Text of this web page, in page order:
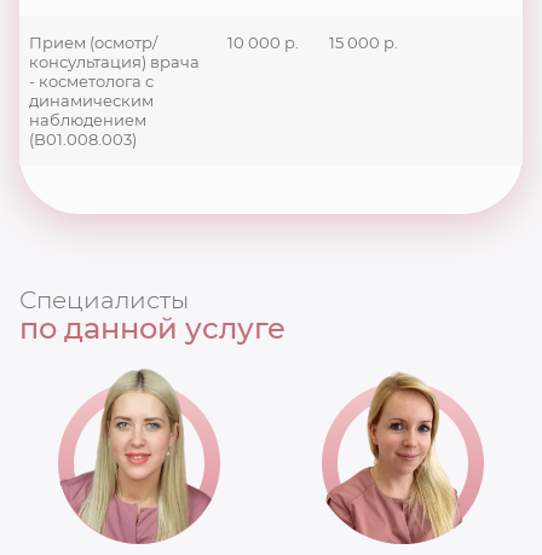
Прием (осмотр/
консультация) врача
- косметолога с
динамическим
наблюдением
(B01.008.003)
10 000 р. 15 000 р.
Специалисты
по данной услуге